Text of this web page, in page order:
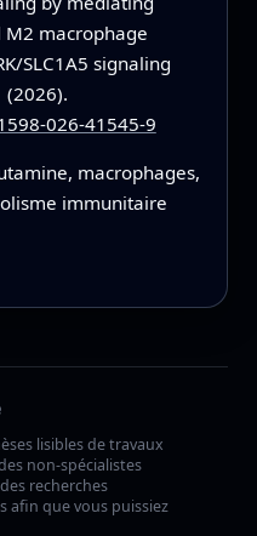
macrophage
SLC1A5 signaling
(2026).
026-41545-9
macrophages,
immunitaire
lisibles de travaux
non-spécialistes
recherches
afin que vous puissiez